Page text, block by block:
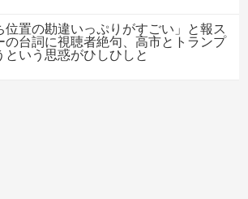
位置の勘違いっぷりがすごい」と報ス
の台詞に視聴者絶句、高市とトランプ
という思惑がひしひしと